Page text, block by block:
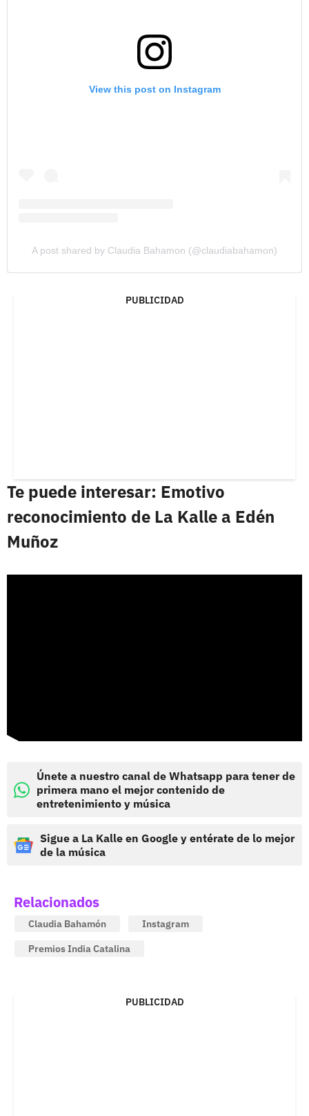
View this post on Instagram
A post shared by Claudia Bahamon (@claudiabahamon)
PUBLICIDAD
Te puede interesar: Emotivo
reconocimiento de La Kalle a Edén
Muñoz
Únete a nuestro canal de Whatsapp para tener de
primera mano el mejor contenido de
entretenimiento y música
Sigue a La Kalle en Google y entérate de lo mejor
de la música
Relacionados
Claudia Bahamón
Instagram
Premios India Catalina
PUBLICIDAD